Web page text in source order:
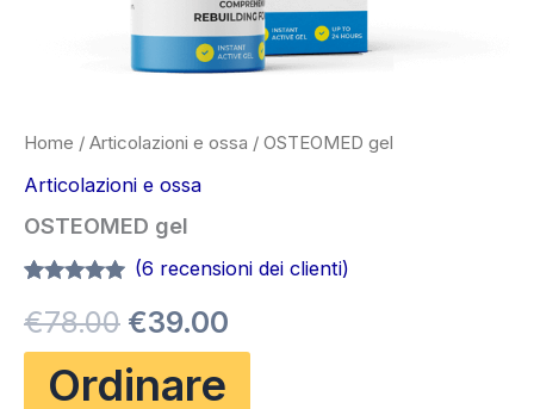
Home / Articolazioni e ossa / OSTEOMED gel
Articolazioni e ossa
OSTEOMED gel
su 5 su
base di
recensioni
(6 recensioni dei clienti)
€78.00 Il
prezzo
€39.00
Ordinare